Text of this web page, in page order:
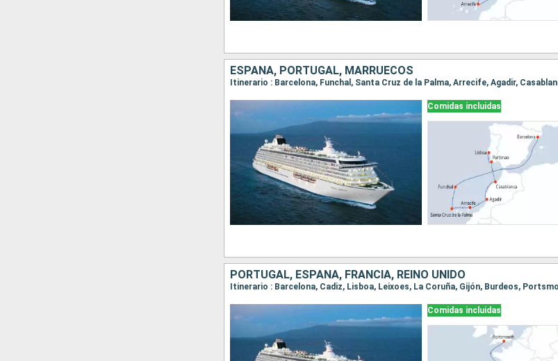
ESPAÑA, PORTUGAL, MARRUECOS
Itinerario : Barcelona, Funchal, Santa Cruz de la Palma, Arrecife, Agadir,
Comidas incluidas
PORTUGAL, ESPAÑA, FRANCIA, REINO UNIDO
Itinerario : Barcelona, Cadiz, Lisboa, Leixoes, La Coruña, Gijón, Burdeos,
Comidas incluidas